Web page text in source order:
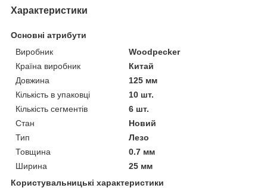
Характеристики
Основні атрибути
Виробник
Woodpecker
Країна виробник
Китай
Довжина
125 мм
Кількість в упаковці
10 шт.
Кількість сегментів
6 шт.
Стан
Новий
Тип
Лезо
Товщина
0.7 мм
Ширина
25 мм
Користувальницькі характеристики